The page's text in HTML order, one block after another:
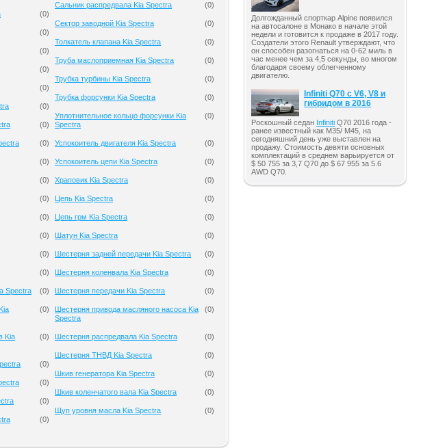
(0)
(0)
(0)
(0)
(0)
(0)
(0)
(0)
(0)
(0)
(0)
(0)
(0)
(0)
(0)
Spectra (0)
(0)
Kia
(0)
(0)
(0)
(0)
(0)
Сальник распредвала Kia Spectra (0)
Сектор заводной Kia Spectra (0)
Толкатель клапана Kia Spectra (0)
Труба маслоприемная Kia Spectra (0)
Трубка турбины Kia Spectra (0)
Трубка форсунки Kia Spectra (0)
Уплотнительное кольцо форсунки Kia
Spectra
(0)
Успокоитель двигателя Kia Spectra (0)
Успокоитель цепи Kia Spectra (0)
Храповик Kia Spectra (0)
Цепь Kia Spectra (0)
Цепь грм Kia Spectra (0)
Шатун Kia Spectra (0)
Шестерня задней передачи Kia Spectra (0)
Шестерня коленвала Kia Spectra (0)
Шестерня передачи Kia Spectra (0)
Шестерня привода масляного насоса Kia
Spectra
(0)
Шестерня распредвала Kia Spectra (0)
Шестерня ТНВД Kia Spectra (0)
Шкив генератора Kia Spectra (0)
Шкив коленчатого вала Kia Spectra (0)
Щуп уровня масла Kia Spectra (0)
Долгожданный спорткар Alpine появился
на автосалоне в Монако в начале этой
недели и готовится к продаже в 2017 году.
Создатели этого Renault утверждают, что
он способен разогнаться на 0-62 миль в
час менее чем за 4,5 секунды, во многом
благодаря своему облегченному
двигателю.
Infiniti Q70 с V6, V8 и
гибридом в 2016
Роскошный седан Infiniti Q70 2016 года -
ранее известный как M35/ M45, на
сегодняшний день уже выставлен на
продажу. Стоимость девяти основных
комплектаций в среднем варьируется от
$ 50 755 за 3,7 Q70 до $ 67 955 за 5.6
AWD Q70.